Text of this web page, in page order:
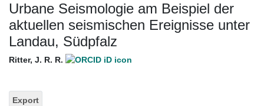
Urbane Seismologie am Beispiel der
aktuellen seismischen Ereignisse unter
Landau, Südpfalz
Ritter, J. R. R.
Export